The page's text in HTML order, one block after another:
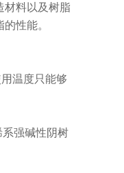
材料以及树脂
性能。
温度只能够
强碱性阴树